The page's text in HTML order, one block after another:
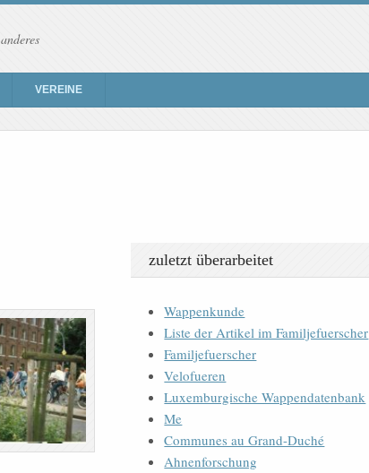
VEREINE
zuletzt überarbeitet
Wappenkunde
Liste der Artikel im Familjefuerscher
Familjefuerscher
Velofueren
Luxemburgische Wappendatenbank
Me
Communes au Grand-Duché
Ahnenforschung